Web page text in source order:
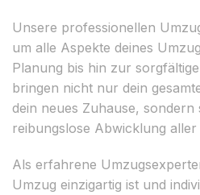
Unsere professionellen
um alle Aspekte deines
Planung bis hin zur
bringen nicht nur dein
dein neues Zuhause,
reibungslose Abwicklung aller
Als erfahrene
Umzug einzigartig ist und